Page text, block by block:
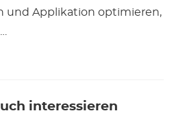
und Applikation optimieren,
interessieren